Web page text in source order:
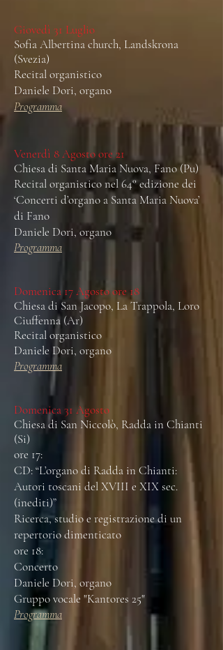
Giovedì 31 Luglio
Sofia Albertina church, Landskrona
(Svezia)
Recital organistico
Daniele Dori, organo
Programma
Venerdì 8 Agosto ore 21
Chiesa di Santa Maria Nuova, Fano (Pu)
Recital organistico nel 64° edizione dei
‘Concerti d’organo a Santa Maria Nuova’
di Fano
Daniele Dori, organo
Programma
Domenica 17 Agosto ore 18
Chiesa di San Jacopo, La Trappola, Loro
Ciuffenna (Ar)
Recital organistico
Daniele Dori, organo
Programma
Domenica 31 Agosto
Chiesa di San Niccolò, Radda in Chianti
(Si)
ore 17:
CD: “L’organo di Radda in Chianti:
Autori toscani del XVIII e XIX sec.
(inediti)”
Ricerca, studio e registrazione di un
repertorio dimenticato
ore 18:
Concerto
Daniele Dori, organo
Gruppo vocale "Kantores 25"
Programma